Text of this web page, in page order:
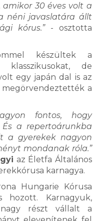
amikor 30 éves volt a
néni javaslatára állt
kórus.”- osztotta
készültek a
klasszikusokat, de
egy japán dal is az
megörvendeztették a
fontos, hogy
a repertoárunkba
a gyerekek nagyon
mondanak róla.”
az Életfa Általános
karnagya.
Hungarie Kórusa
hozott. Karnagyuk,
nagy részt vállalt a